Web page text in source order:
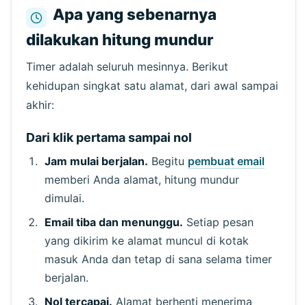
Segera segarkan dalam15 detik
Pengirim Subjek
Segarkan
Apa yang sebenarnya
dilakukan hitung mundur
Timer adalah seluruh mesinnya. Berikut
kehidupan singkat satu alamat, dari awal sampai
akhir:
Dari klik pertama sampai nol
Jam mulai berjalan. Begitu pembuat email
memberi Anda alamat, hitung mundur
dimulai.
Email tiba dan menunggu. Setiap pesan
yang dikirim ke alamat muncul di kotak
masuk Anda dan tetap di sana selama timer
berjalan.
Nol tercapai. Alamat berhenti menerima